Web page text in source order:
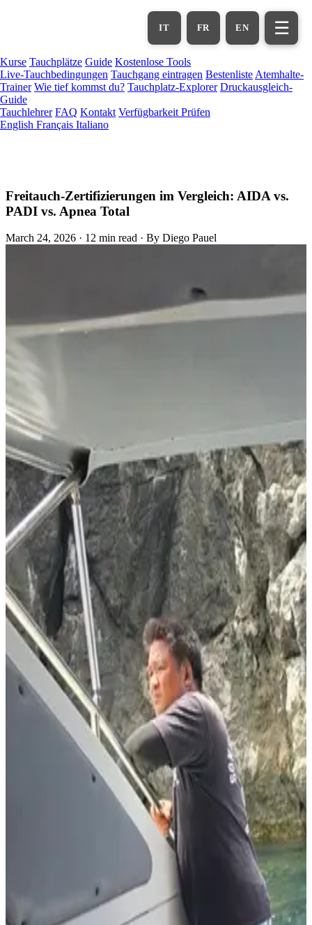
EN
FR
IT ☰
Kurse Tauchplätze Guide Kostenlose Tools
Live-Tauchbedingungen Tauchgang eintragen Bestenliste Atemhalte-
Trainer Wie tief kommst du? Tauchplatz-Explorer Druckausgleich-
Guide
Tauchlehrer FAQ Kontakt Verfügbarkeit Prüfen
English Français Italiano
Freitauch-Zertifizierungen im Vergleich: AIDA vs.
PADI vs. Apnea Total
March 24, 2026 · 12 min read · By Diego Pauel